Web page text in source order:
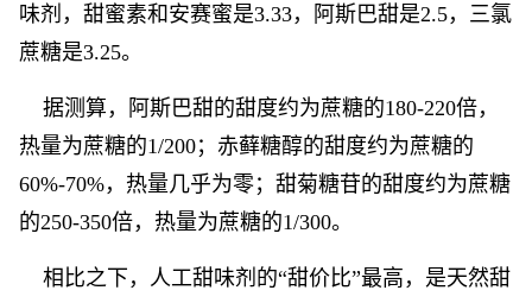
味剂，甜蜜素和安赛蜜是3.33，阿斯巴甜是2.5，三氯
蔗糖是3.25。
据测算，阿斯巴甜的甜度约为蔗糖的180-220倍，
热量为蔗糖的1/200；赤藓糖醇的甜度约为蔗糖的
60%-70%，热量几乎为零；甜菊糖苷的甜度约为蔗糖
的250-350倍，热量为蔗糖的1/300。
相比之下，人工甜味剂的“甜价比”最高，是天然甜